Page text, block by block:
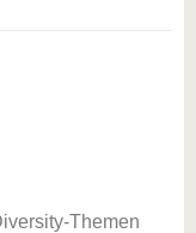
Themen